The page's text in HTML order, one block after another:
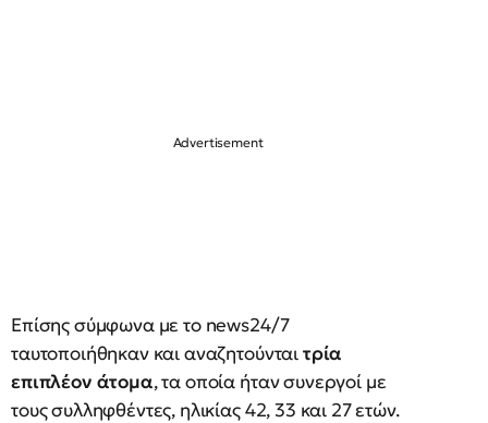
Επίσης σύμφωνα με το news24/7
ταυτοποιήθηκαν και αναζητούνταιτρία
επιπλέον άτομα, τα οποία ήταν συνεργοί με
τους συλληφθέντες, ηλικίας 42, 33 και 27 ετών.